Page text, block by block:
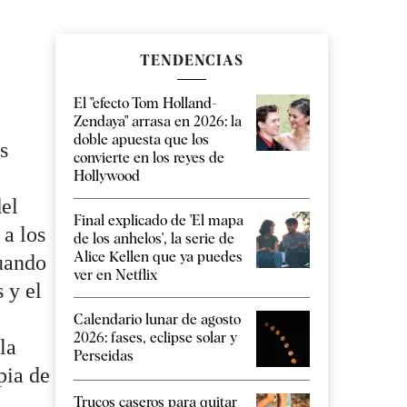
los
y el
de
TENDENCIAS
El "efecto Tom Holland-
Zendaya" arrasa en 2026: la
doble apuesta que los
convierte en los reyes de
Hollywood
Final explicado de 'El mapa
de los anhelos', la serie de
Alice Kellen que ya puedes
ver en Netflix
Calendario lunar de agosto
2026: fases, eclipse solar y
Perseidas
Trucos caseros para quitar